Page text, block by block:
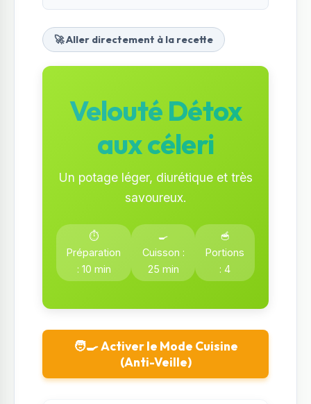
🚀 Aller directement à la recette
Velouté Détox
aux céleri
Un potage léger, diurétique et très
savoureux.
⏱️
Préparation
: 10 min
🍳
Cuisson :
25 min
🥣
Portions
: 4
🧑‍🍳 Activer le Mode Cuisine
(Anti-Veille)